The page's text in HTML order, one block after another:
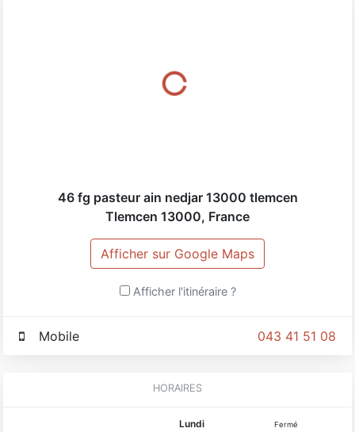
46 fg pasteur ain nedjar 13000 tlemcen
Tlemcen 13000, France
Afficher sur Google Maps
Afficher l'itinéraire ?
043 41 51 08
Mobile
HORAIRES
Lundi Fermé